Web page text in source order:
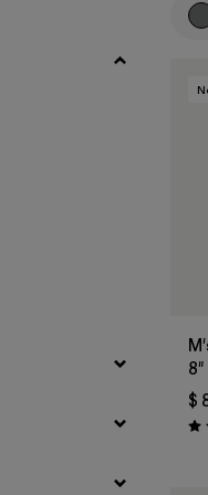
Filtrar por
Product
8"
$